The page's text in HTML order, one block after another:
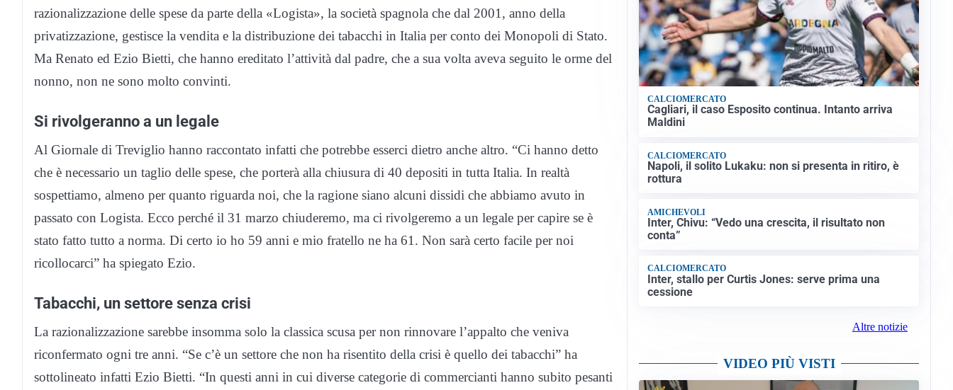
razionalizzazione delle spese da parte della «Logista», la società spagnola che dal 2001, anno della
privatizzazione, gestisce la vendita e la distribuzione dei tabacchi in Italia per conto dei Monopoli di Stato.
Ma Renato ed Ezio Bietti, che hanno ereditato l’attività dal padre, che a sua volta aveva seguito le orme del
nonno, non ne sono molto convinti.
Si rivolgeranno a un legale
Al Giornale di Treviglio hanno raccontato infatti che potrebbe esserci dietro anche altro. “Ci hanno detto
che è necessario un taglio delle spese, che porterà alla chiusura di 40 depositi in tutta Italia. In realtà
sospettiamo, almeno per quanto riguarda noi, che la ragione siano alcuni dissidi che abbiamo avuto in
passato con Logista. Ecco perché il 31 marzo chiuderemo, ma ci rivolgeremo a un legale per capire se è
stato fatto tutto a norma. Di certo io ho 59 anni e mio fratello ne ha 61. Non sarà certo facile per noi
ricollocarci” ha spiegato Ezio.
Tabacchi, un settore senza crisi
La razionalizzazione sarebbe insomma solo la classica scusa per non rinnovare l’appalto che veniva
riconfermato ogni tre anni. “Se c’è un settore che non ha risentito della crisi è quello dei tabacchi” ha
sottolineato infatti Ezio Bietti. “In questi anni in cui diverse categorie di commercianti hanno subito pesanti
CALCIOMERCATO
Cagliari, il caso Esposito continua. Intanto arriva
Maldini
CALCIOMERCATO
Napoli, il solito Lukaku: non si presenta in ritiro, è
rottura
AMICHEVOLI
Inter, Chivu: “Vedo una crescita, il risultato non
conta”
CALCIOMERCATO
Inter, stallo per Curtis Jones: serve prima una
cessione
Altre notizie
VIDEO PIÙ VISTI